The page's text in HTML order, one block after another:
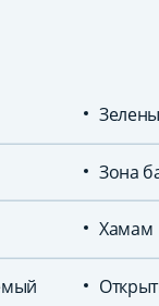
Зона
Хамам